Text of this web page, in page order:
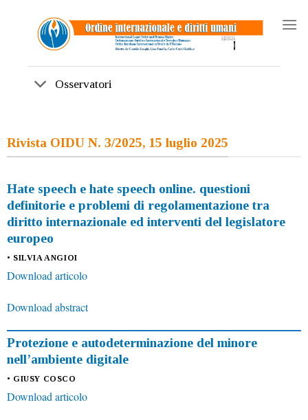
Osservatori
Rivista OIDU N. 3/2025, 15 luglio 2025
Hate speech e hate speech online. questioni
definitorie e problemi di regolamentazione tra
diritto internazionale ed interventi del legislatore
europeo
• SILVIA ANGIOI
Download articolo
Download abstract
Protezione e autodeterminazione del minore
nell’ambiente digitale
• GIUSY COSCO
Download articolo